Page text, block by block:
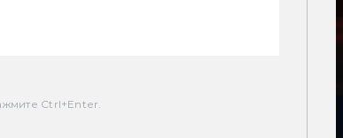
Ctrl+Enter.